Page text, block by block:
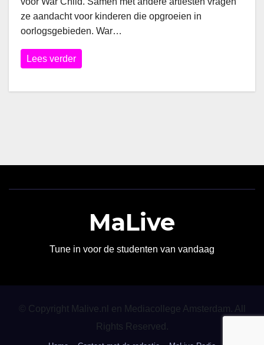
ze aandacht voor kinderen die opgroeien in
oorlogsgebieden. War…
Lees verder
MaLive
Tune in voor de studenten van vandaag
© Copyright Malive.nl en Mediacollege Amsterdam. All
Rights Reserved.